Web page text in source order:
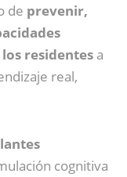
de prevenir,
residentes a
real,
cognitiva